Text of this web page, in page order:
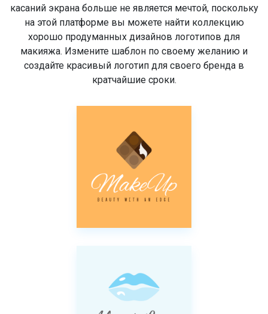
касаний экрана больше не является мечтой, поскольку
на этой платформе вы можете найти коллекцию
хорошо продуманных дизайнов логотипов для
макияжа. Измените шаблон по своему желанию и
создайте красивый логотип для своего бренда в
кратчайшие сроки.